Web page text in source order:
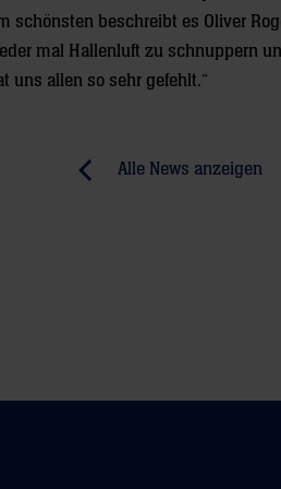
schönsten beschreibt es Oliver
mal Hallenluft zu schnuppern
uns allen so sehr gefehlt.“
Würfe
Alle News anzeigen